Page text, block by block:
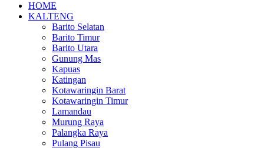
HOME
KALTENG
Barito Selatan
Barito Timur
Barito Utara
Gunung Mas
Kapuas
Katingan
Kotawaringin Barat
Kotawaringin Timur
Lamandau
Murung Raya
Palangka Raya
Pulang Pisau